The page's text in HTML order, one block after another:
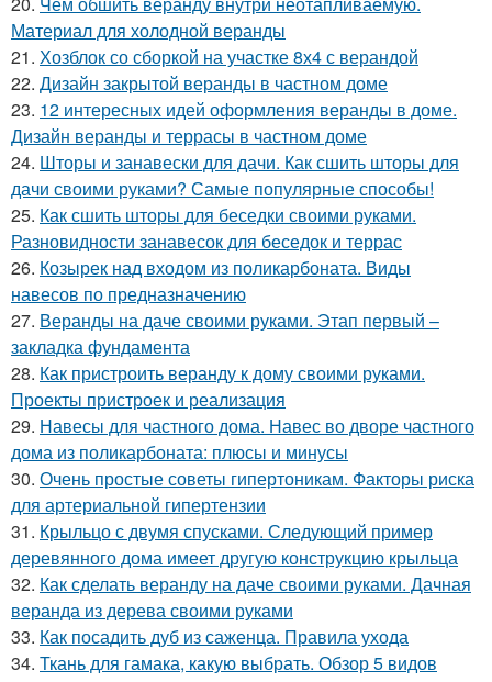
Материал для холодной веранды
21. Хозблок со сборкой на участке 8х4 с верандой
22. Дизайн закрытой веранды в частном доме
23. 12 интересных идей оформления веранды в доме.
Дизайн веранды и террасы в частном доме
24. Шторы и занавески для дачи. Как сшить шторы для
дачи своими руками? Самые популярные способы!
25. Как сшить шторы для беседки своими руками.
Разновидности занавесок для беседок и террас
26. Козырек над входом из поликарбоната. Виды
навесов по предназначению
27. Веранды на даче своими руками. Этап первый –
закладка фундамента
28. Как пристроить веранду к дому своими руками.
Проекты пристроек и реализация
29. Навесы для частного дома. Навес во дворе частного
дома из поликарбоната: плюсы и минусы
30. Очень простые советы гипертоникам. Факторы риска
для артериальной гипертензии
31. Крыльцо с двумя спусками. Следующий пример
деревянного дома имеет другую конструкцию крыльца
32. Как сделать веранду на даче своими руками. Дачная
веранда из дерева своими руками
33. Как посадить дуб из саженца. Правила ухода
34. Ткань для гамака, какую выбрать. Обзор 5 видов